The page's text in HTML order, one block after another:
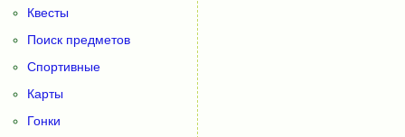
Квесты
Поиск предметов
Спортивные
Карты
Гонки